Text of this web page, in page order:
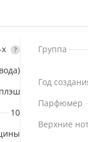
?
10
Группа
Год
Парфюмер
Верхние